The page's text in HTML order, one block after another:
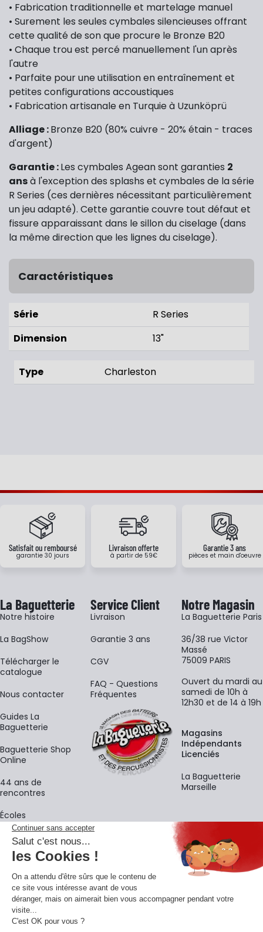
• Fabrication traditionnelle et martelage manuel
• Surement les seules cymbales silencieuses offrant
cette qualité de son que procure le Bronze B20
• Chaque trou est percé manuellement l'un après
l'autre
• Parfaite pour une utilisation en entraînement et
petites configurations accoustiques
• Fabrication artisanale en Turquie à Uzunköprü
Alliage :Bronze B20 (80% cuivre - 20% étain - traces
d'argent)
Garantie :Les cymbales Agean sont garanties 2
ansà l'exception des splashs et cymbales de la série
R Series (ces dernières nécessitant particulièrement
un jeu adapté). Cette garantie couvre tout défaut et
fissure apparaissant dans le sillon du ciselage (dans
la même direction que les lignes du ciselage).
Caractéristiques
Série
R Series
Dimension
13"
Type Charleston
Satisfait ou remboursé
garantie 30 jours
Livraison offerte
à partir de 59€
Garantie 3 ans
pièces et main d'oeuvre
La Baguetterie
Notre histoire
La BagShow
​Télécharger le
catalogue
Nous contacter
Guides La
Baguetterie
Baguetterie Shop
Online
44 ans de
rencontres
Écoles
Service Client
Livraison
Garantie 3 ans
CGV
FAQ - Questions
Fréquentes
Notre Magasin
La Baguetterie Paris
36/38 rue Victor
Massé
75009 PARIS
Ouvert du mardi au
samedi de 10h à
12h30 et de 14 à 19h
Magasins
Indépendants
Licenciés
La Baguetterie
Marseille
La newsletter
Adresse e-mail
En vous inscrivant à notre newsletter, vous acceptez notre
confidentialité.
Retrouvons-nous sur